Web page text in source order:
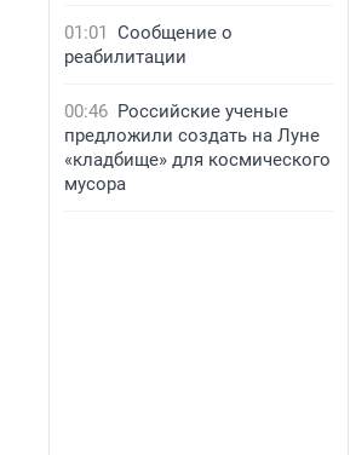
01:01 Сообщение о
реабилитации
00:46 Российские ученые
предложили создать на Луне
«кладбище» для космического
мусора